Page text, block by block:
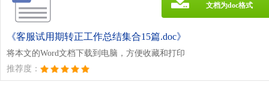
《客服试用期转正工作总结集合15篇.doc》
将本文的Word文档下载到电脑，方便收藏和打印
推荐度：
文档为doc格式